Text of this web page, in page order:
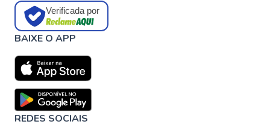
Verificada por
BAIXE O APP
REDES SOCIAIS